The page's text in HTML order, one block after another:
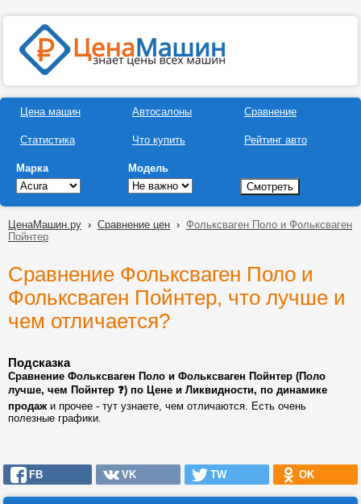
Цена машин
Статистика
Автосалоны
Что купить
Сравнение
Рейтинг авто
Марка Модель
ЦенаМашин.ру › Сравнение цен › Фольксваген Поло и Фольксваген
Пойнтер
Сравнение Фольксваген Поло и
Фольксваген Пойнтер, что лучше и
чем отличается?
Подсказка
Сравнение Фольксваген Поло и Фольксваген Пойнтер (Поло
лучше, чем Пойнтер ❓) по Цене и Ликвидности, по динамике
продажи прочее - тут узнаете, чем отличаются. Есть очень
полезные графики.
FB VK TW OK